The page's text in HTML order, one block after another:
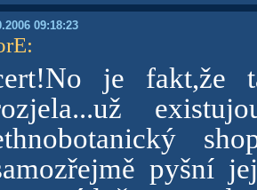
09:18:23
:
je fakt,že
pyšní